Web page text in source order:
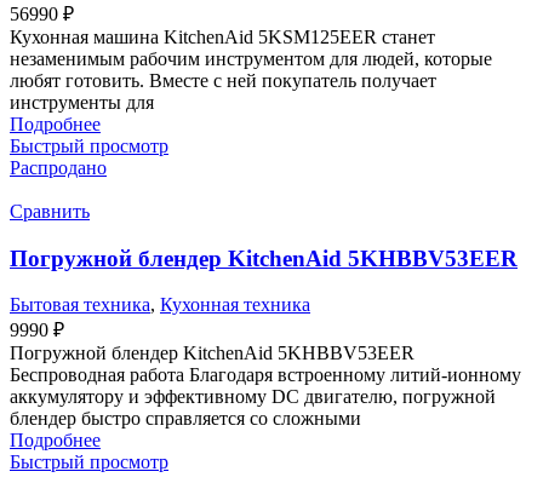
56990 ₽
Кухонная машина KitchenAid 5KSM125EER станет
незаменимым рабочим инструментом для людей, которые
любят готовить. Вместе с ней покупатель получает
инструменты для
Подробнее
Быстрый просмотр
Распродано
Сравнить
Погружной блендер KitchenAid 5KHBBV53EER
Бытовая техника, Кухонная техника
9990 ₽
Погружной блендер KitchenAid 5KHBBV53EER
Беспроводная работа Благодаря встроенному литий-ионному
аккумулятору и эффективному DC двигателю, погружной
блендер быстро справляется со сложными
Подробнее
Быстрый просмотр